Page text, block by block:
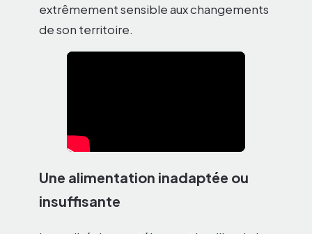
extrêmement sensible aux changements
de son territoire.
Une alimentation inadaptée ou
insuffisante